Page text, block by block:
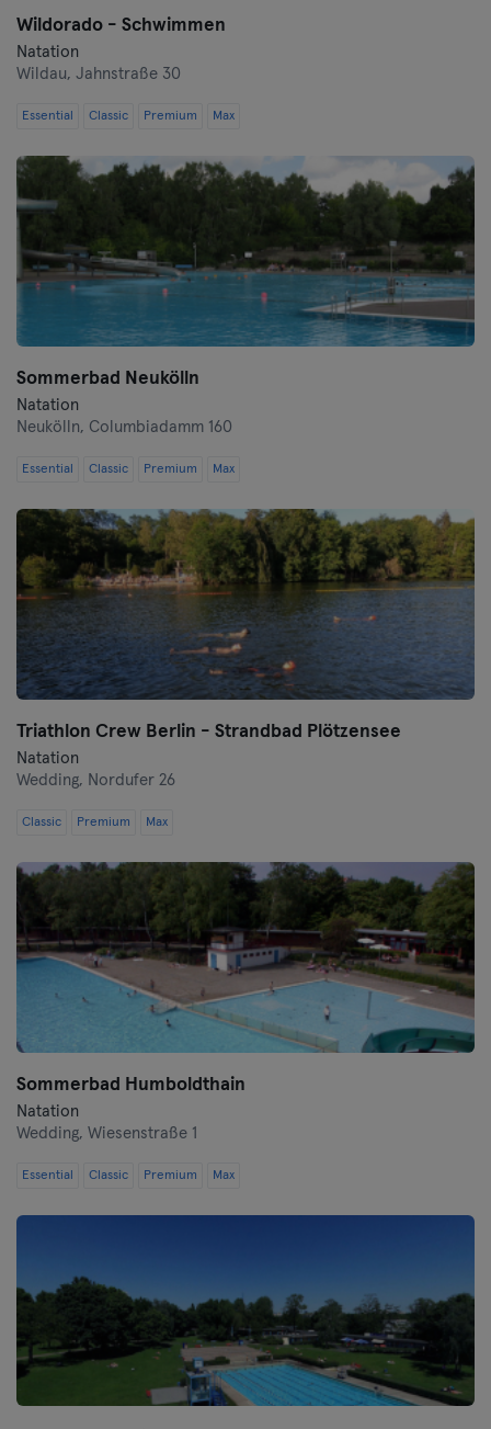
Wildorado - Schwimmen
Natation
Wildau, Jahnstraße 30
Essential Classic Premium Max
Sommerbad Neukölln
Natation
Neukölln, Columbiadamm 160
Essential Classic Premium Max
Triathlon Crew Berlin - Strandbad Plötzensee
Natation
Wedding, Nordufer 26
Classic Premium Max
Sommerbad Humboldthain
Natation
Wedding, Wiesenstraße 1
Essential Classic Premium Max